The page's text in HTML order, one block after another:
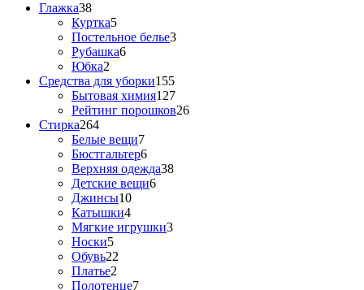
Глажка38
Куртка5
Постельное белье3
Рубашка6
Юбка2
Средства для уборки155
Бытовая химия127
Рейтинг порошков26
Стирка264
Белые вещи7
Бюстгальтер6
Верхняя одежда38
Детские вещи6
Джинсы10
Катышки4
Мягкие игрушки3
Носки5
Обувь22
Платье2
Полотенце7